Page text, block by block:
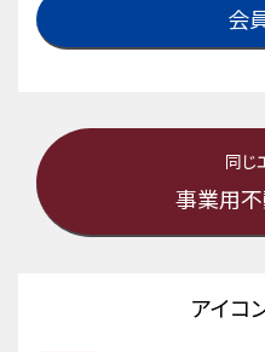
会
同じ
事業用
アイコ